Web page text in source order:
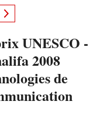
UNESCO -
2008
de